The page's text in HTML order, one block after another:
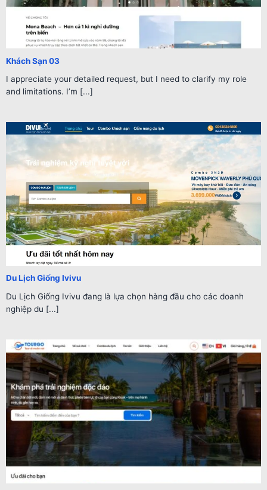
Khách Sạn 03
I appreciate your detailed request, but I need to clarify my role
and limitations. I’m [...]
Du Lịch Giống Ivivu
Du Lịch Giống Ivivu đang là lựa chọn hàng đầu cho các doanh
nghiệp du [...]